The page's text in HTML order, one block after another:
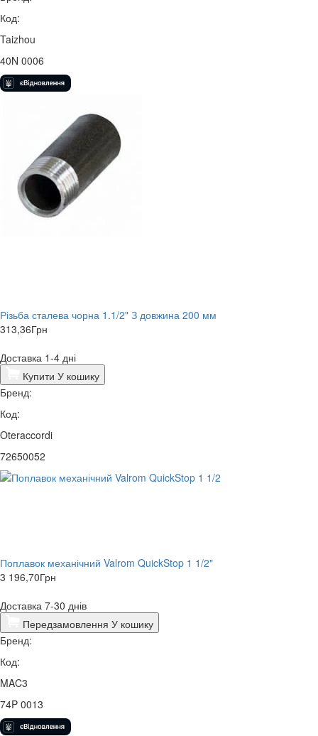
Код:
Taizhou
40N 0006
Різьба сталева чорна 1.1/2" З довжина 200 мм
313,36Грн
Доставка 1-4 дні
Купити У кошику
Бренд:
Код:
Oteraccordi
72650052
Поплавок механічний Valrom QuickStop 1 1/2"
3 196,70Грн
Доставка 7-30 днів
Передзамовлення У кошику
Бренд:
Код:
MAC3
74P 0013